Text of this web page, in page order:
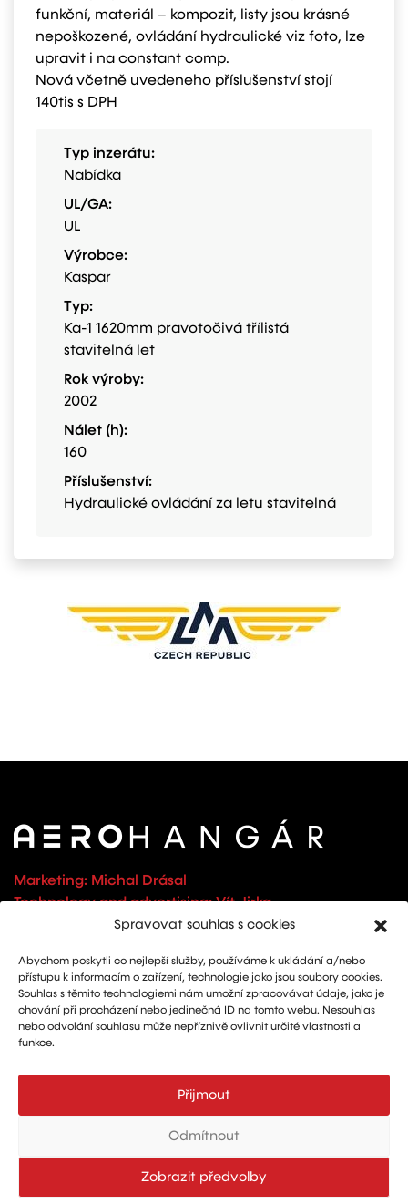
Spravovat souhlas s cookies
Abychom poskytli co nejlepší služby, používáme k ukládání a/nebo
přístupu k informacím o zařízení, technologie jako jsou soubory cookies.
Souhlas s těmito technologiemi nám umožní zpracovávat údaje, jako je
chování při procházení nebo jedinečná ID na tomto webu. Nesouhlas
nebo odvolání souhlasu může nepříznivě ovlivnit určité vlastnosti a
funkce.
Přijmout
Odmítnout
Zobrazit předvolby
funkční, materiál – kompozit, listy jsou krásné
nepoškozené, ovládání hydraulické viz foto, lze
upravit i na constant comp.
Nová včetně uvedeneho příslušenství stojí
140tis s DPH
Typ inzerátu:
Nabídka
UL/GA:
UL
Výrobce:
Kaspar
Typ:
Ka-1 1620mm pravotočivá třílistá
stavitelná let
Rok výroby:
2002
Nálet (h):
160
Příslušenství:
Hydraulické ovládání za letu stavitelná
Marketing: Michal Drásal
Technology and advertising: Vít Jirka
aerohangar@aerohangar.cz